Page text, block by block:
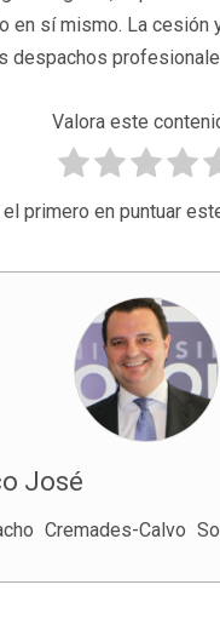
en sí mismo. La
despachos
Valora este
primero en puntuar
José
Cremades-Calvo